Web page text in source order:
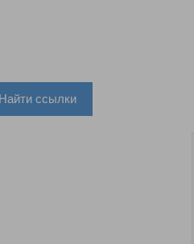
Найти ссылки